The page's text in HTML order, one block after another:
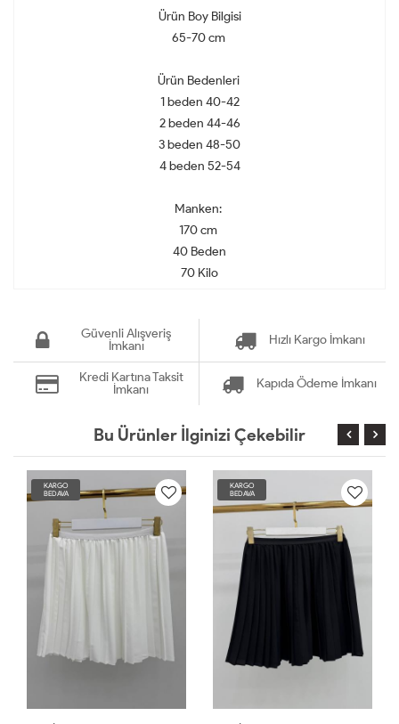
Ürün Boy Bilgisi
65-70 cm
Ürün Bedenleri
1 beden 40-42
2 beden 44-46
3 beden 48-50
4 beden 52-54
Manken:
170 cm
40 Beden
70 Kilo
Güvenli Alışveriş
İmkanı
Hızlı Kargo İmkanı
Kredi Kartına Taksit
İmkanı
Kapıda Ödeme İmkanı
Bu Ürünler İlginizi Çekebilir
KARGO
BEDAVA
KARGO
BEDAVA